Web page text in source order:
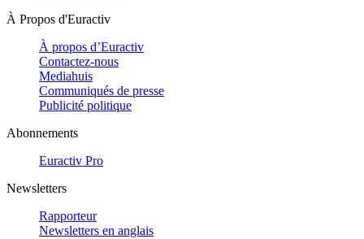
À Propos d'Euractiv
À propos d’Euractiv
Contactez-nous
Mediahuis
Communiqués de presse
Publicité politique
Abonnements
Euractiv Pro
Newsletters
Rapporteur
Newsletters en anglais